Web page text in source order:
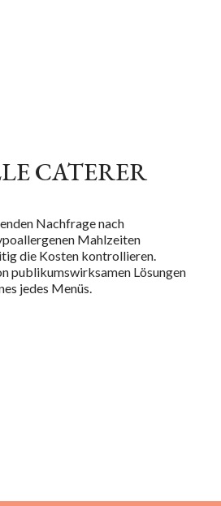
CATERER
Nachfrage nach
Mahlzeiten
die Kosten kontrollieren.
publikumswirksamen Lösungen
jedes Menüs